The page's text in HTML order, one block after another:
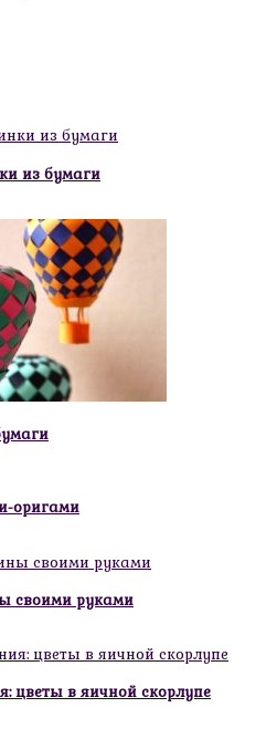
из бумаги
оригами
своими руками
цветы в яичной скорлупе